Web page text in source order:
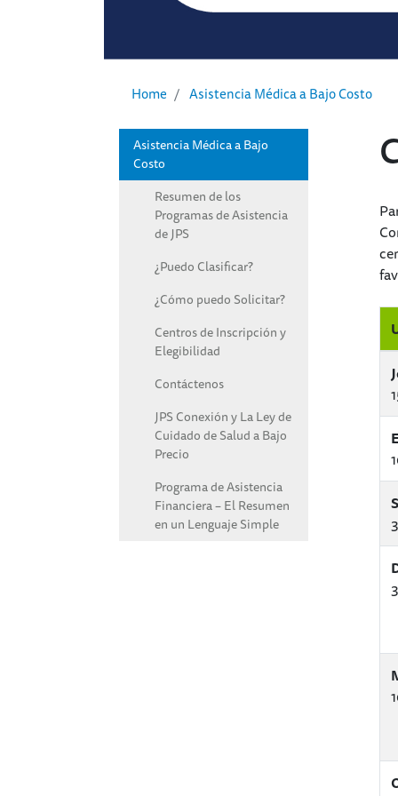
Home Asistencia Médica a Bajo Costo
JPS Connection - Spanish Menu
Asistencia Médica a Bajo
Costo
Resumen de los
Programas de Asistencia
de JPS
¿Puedo Clasificar?
¿Cómo puedo Solicitar?
Centros de Inscripción y
Elegibilidad
Contáctenos
JPS Conexión y La Ley de
Cuidado de Salud a Bajo
Precio
Programa de Asistencia
Financiera – El Resumen
en un Lenguaje Simple